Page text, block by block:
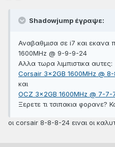
Shadowjump έγραψε:
Αναβαθμισα σε i7 και εκανα
1600MHz @ 9-9-9-24
Αλλα τωρα λιμπιστικα αυτες:
Corsair 3x2GB 1600MHz @
και
OCZ 3x2GB 1600MHz @ 7-7-
Ξερετε τι τσιπακια φορανε?
οι corsair 8-8-8-24 ειναι οι